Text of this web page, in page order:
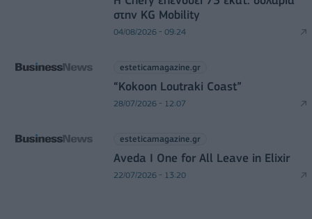
στην KG Mobility
04/08/2026 - 09:24
esteticamagazine.gr
“Kokoon Loutraki Coast”
28/07/2026 - 12:07
esteticamagazine.gr
Aveda I One for All Leave in Elixir
22/07/2026 - 13:20